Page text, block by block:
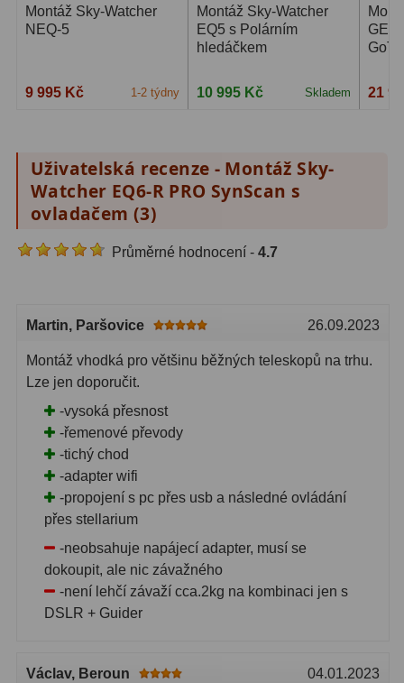
Meteostanice52
Pokročilé
Čidla2
Teploměry a vlhkoměry
Lupy69
Montáž Sky-Watcher
NEQ-5
9 995 Kč 1-2 týdny
Montáž Sky-Watcher
EQ5 s Polárním
hledáčkem
10 995 Kč Skladem 21
Uživatelská recenze - Montáž Sky-
Watcher EQ6-R PRO SynScan s
ovladačem (3)
Průměrné hodnocení - 4.7
Martin, Paršovice 26.09.2023
Montáž vhodká pro většinu běžných teleskopů na trhu.
Lze jen doporučit.
-vysoká přesnost
-řemenové převody
-tichý chod
-adapter wifi
-propojení s pc přes usb a následné ovládání
přes stellarium
-neobsahuje napájecí adapter, musí se
dokoupit, ale nic závažného
-není lehčí závaží cca.2kg na kombinaci jen s
DSLR + Guider
Václav, Beroun 04.01.2023